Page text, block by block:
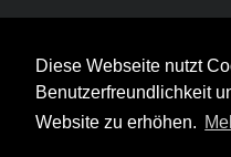
Diese Webseite nutzt
Benutzerfreundlichkeit
Website zu erhöhen.